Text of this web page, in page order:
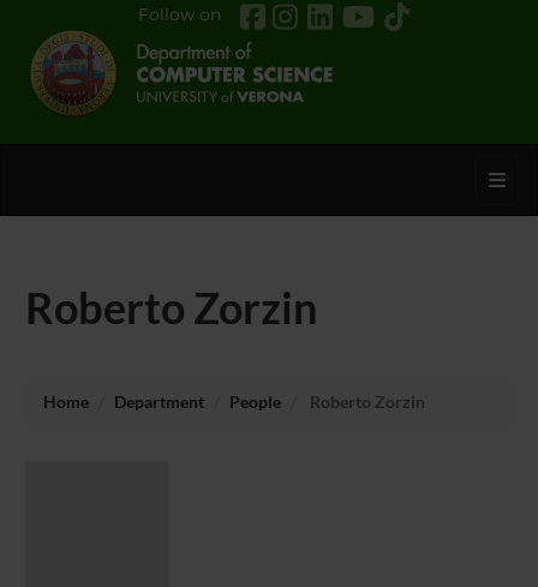
Follow on
Roberto Zorzin
Home Department People Roberto Zorzin